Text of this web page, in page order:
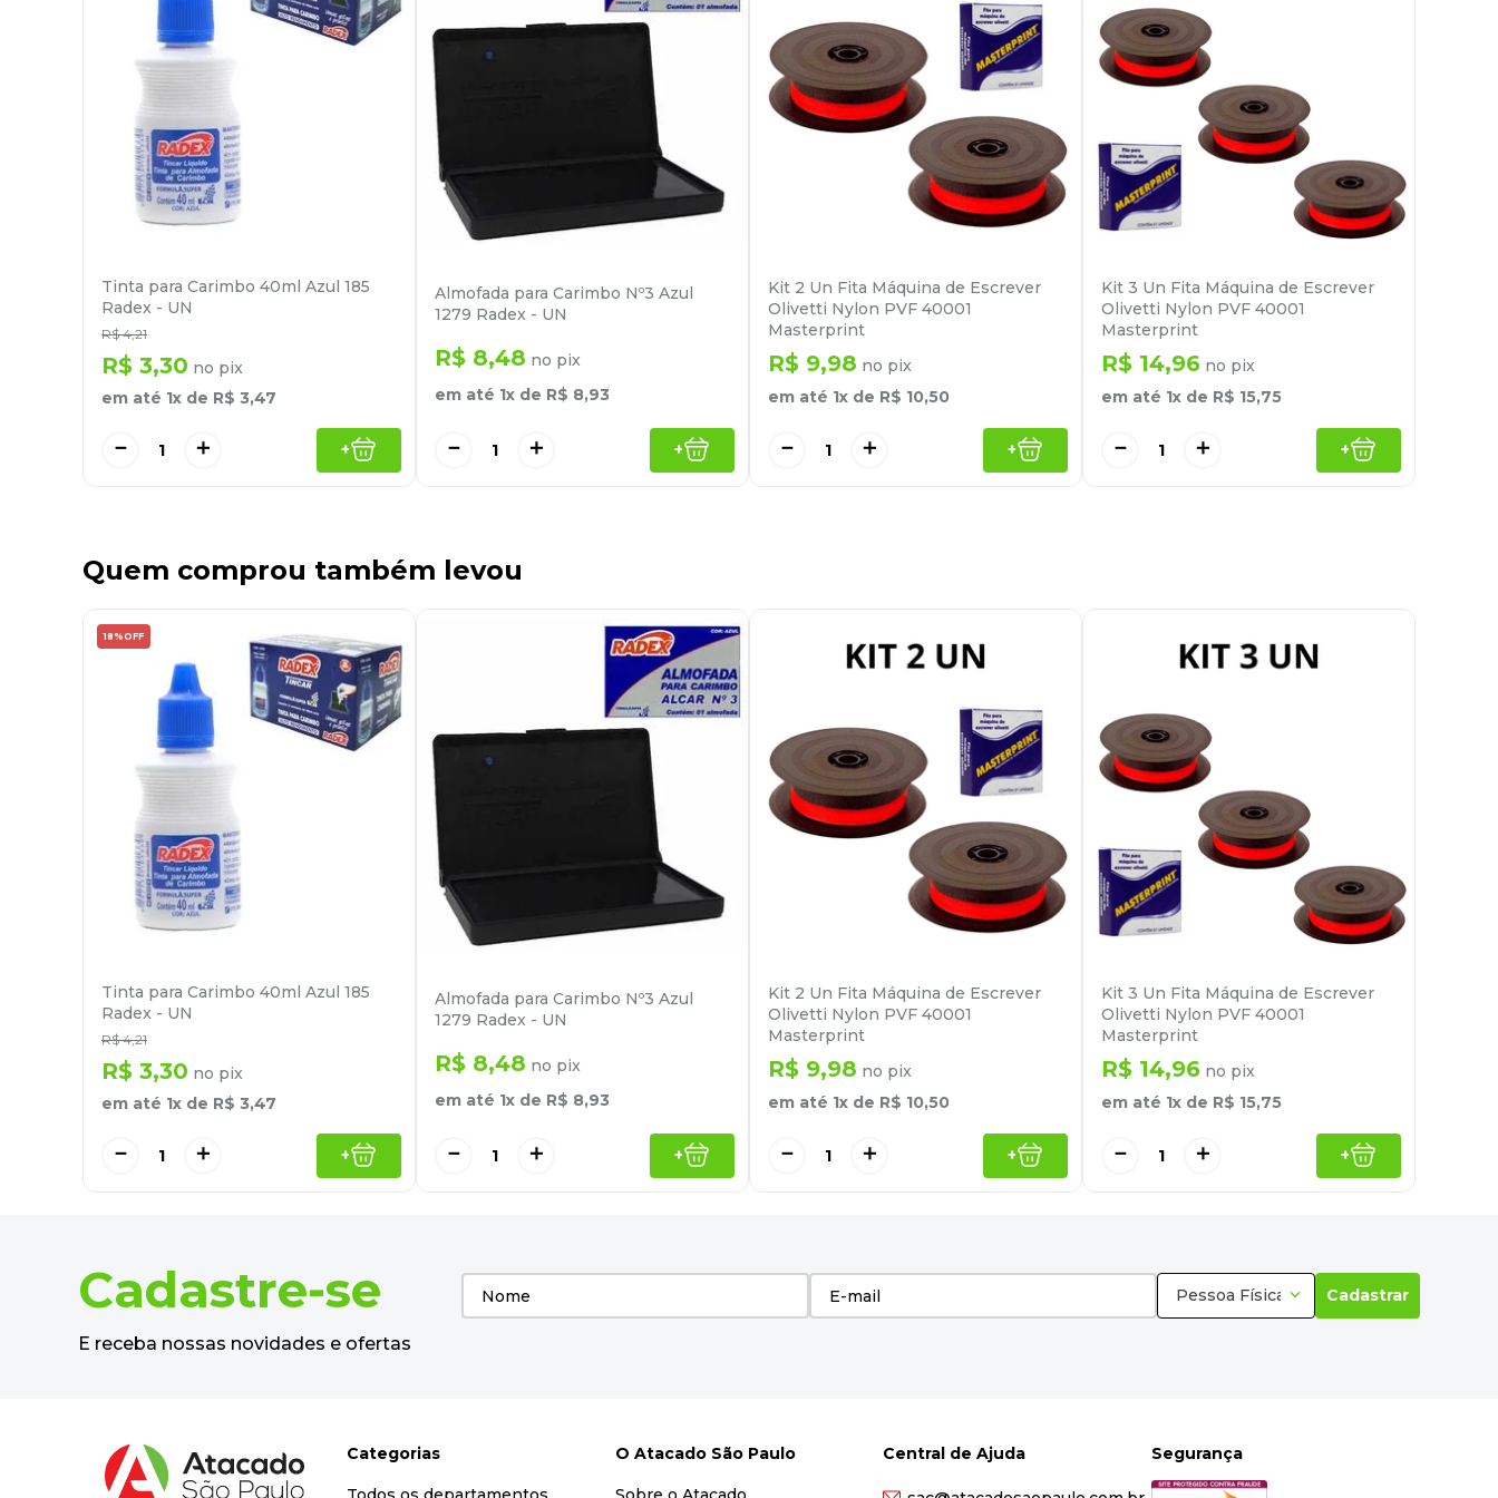
Tinta para Carimbo 40ml Azul 185
Radex - UN
R$ 4,21
R$ 3,30 no pix
em até 1x de R$ 3,47
＋
－ +
Almofada para Carimbo Nº3 Azul
1279 Radex - UN
R$ 8,48 no pix
em até 1x de R$ 8,93
＋
－ +
Kit 2 Un Fita Máquina de Escrever
Olivetti Nylon PVF 40001
Masterprint
R$ 9,98 no pix
em até 1x de R$ 10,50
＋
－ +
Kit 3 Un Fita Máquina de Escrever
Olivetti Nylon PVF 40001
Masterprint
R$ 14,96 no pix
em até 1x de R$ 15,75
＋
－ +
Quem comprou também levou
18% OFF
Tinta para Carimbo 40ml Azul 185
Radex - UN
R$ 4,21
R$ 3,30 no pix
em até 1x de R$ 3,47
＋
－ +
Almofada para Carimbo Nº3 Azul
1279 Radex - UN
R$ 8,48 no pix
em até 1x de R$ 8,93
＋
－ +
Kit 2 Un Fita Máquina de Escrever
Olivetti Nylon PVF 40001
Masterprint
R$ 9,98 no pix
em até 1x de R$ 10,50
＋
－ +
Kit 3 Un Fita Máquina de Escrever
Olivetti Nylon PVF 40001
Masterprint
R$ 14,96 no pix
em até 1x de R$ 15,75
＋
－ +
Cadastre-se
E receba nossas novidades e ofertas
Pessoa Física Cadastrar
Categorias O Atacado São Paulo Central de Ajuda Segurança